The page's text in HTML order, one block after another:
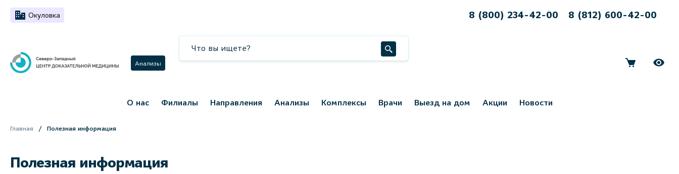
Окуловка 8 (800) 234-42-00 8 (812) 600-42-00
Анализы
О нас Филиалы Направления Анализы Комплексы Врачи Выезд на дом Акции Новости
Главная Полезная информация
Полезная информация